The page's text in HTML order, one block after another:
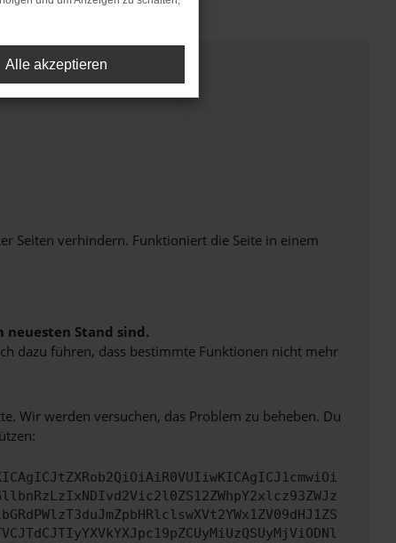
Seiten verhindern. Funktioniert die Seite in einem
neuesten Stand sind.
dazu führen, dass bestimmte Funktionen nicht mehr
Wir werden versuchen, das Problem zu beheben. Du
Alle akzeptieren